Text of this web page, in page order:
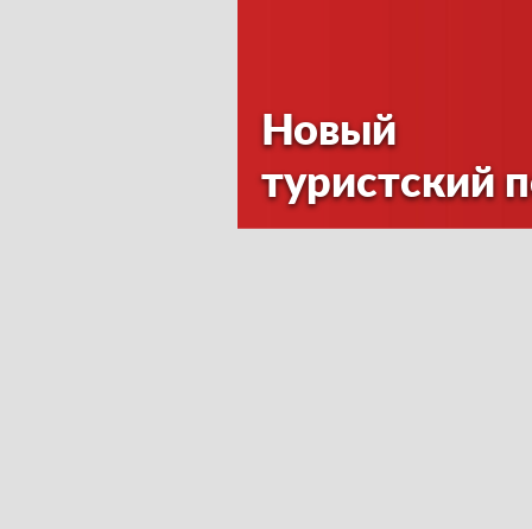
Новый
туристский